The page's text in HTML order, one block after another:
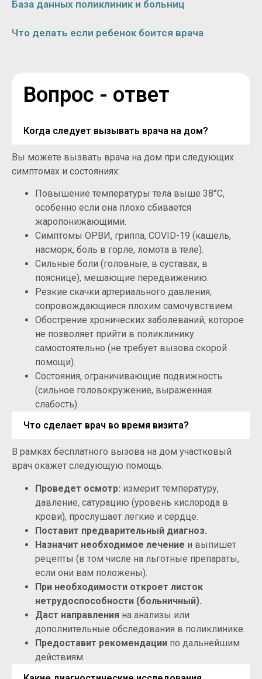
База данных поликлиник и больниц
Что делать если ребенок боится врача
Вопрос - ответ
Когда следует вызывать врача на дом?
Вы можете вызвать врача на дом при следующих
симптомах и состояниях:
Повышение температуры тела выше 38°C,
особенно если она плохо сбивается
жаропонижающими.
Симптомы ОРВИ, гриппа, COVID-19 (кашель,
насморк, боль в горле, ломота в теле).
Сильные боли (головные, в суставах, в
пояснице), мешающие передвижению.
Резкие скачки артериального давления,
сопровождающиеся плохим самочувствием.
Обострение хронических заболеваний, которое
не позволяет прийти в поликлинику
самостоятельно (не требует вызова скорой
помощи).
Состояния, ограничивающие подвижность
(сильное головокружение, выраженная
слабость).
Что сделает врач во время визита?
В рамках бесплатного вызова на дом участковый
врач окажет следующую помощь:
Проведет осмотр: измерит температуру,
давление, сатурацию (уровень кислорода в
крови), прослушает легкие и сердце.
Поставит предварительный диагноз.
Назначит необходимое лечение и выпишет
рецепты (в том числе на льготные препараты,
если они вам положены).
При необходимости откроет листок
нетрудоспособности (больничный).
Даст направления на анализы или
дополнительные обследования в поликлинике.
Предоставит рекомендации по дальнейшим
действиям.